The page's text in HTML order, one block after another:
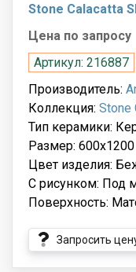
Stone Calacatta
Цена по запросу
Артикул: 216887
Производитель:
Коллекция: Stone
Тип керамики:
Размер: 600x1200
Цвет изделия:
С рисунком: Под
Поверхность:
Запросить